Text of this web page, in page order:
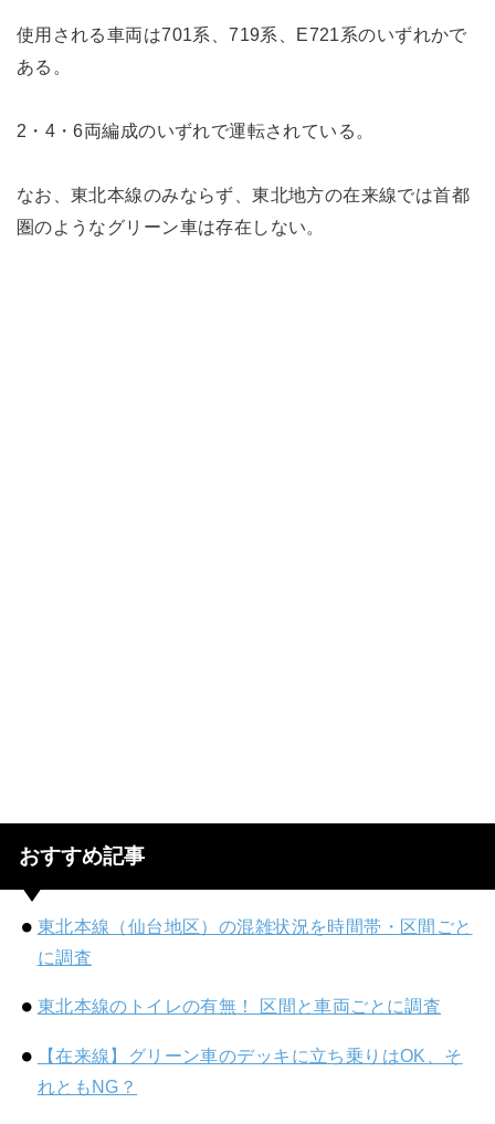
使用される車両は701系、719系、E721系のいずれかで
ある。
2・4・6両編成のいずれで運転されている。
なお、東北本線のみならず、東北地方の在来線では首都
圏のようなグリーン車は存在しない。
おすすめ記事
東北本線（仙台地区）の混雑状況を時間帯・区間ごと
に調査
東北本線のトイレの有無！ 区間と車両ごとに調査
【在来線】グリーン車のデッキに立ち乗りはOK、そ
れともNG？